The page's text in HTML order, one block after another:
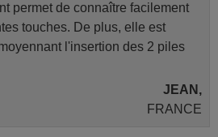
permet de connaître facilement
touches. De plus, elle est
l'insertion des 2 piles
JEAN,
FRANCE